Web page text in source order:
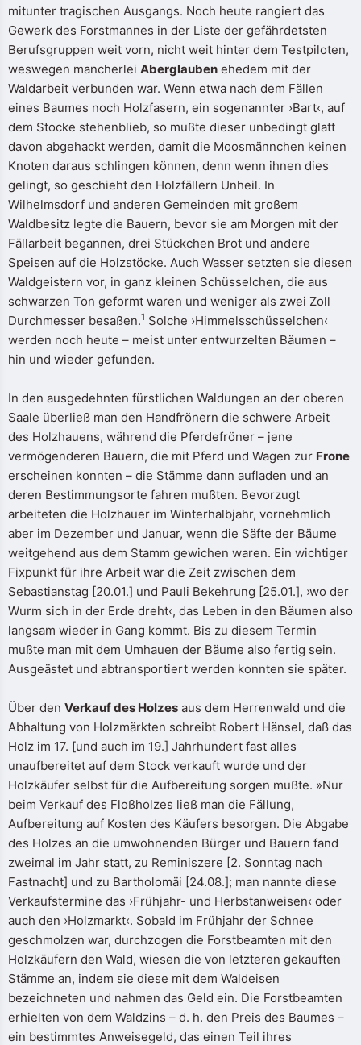
mitunter tragischen Ausgangs. Noch heute rangiert das
Gewerk des Forstmannes in der Liste der gefährdetsten
Berufsgruppen weit vorn, nicht weit hinter dem Testpiloten,
weswegen mancherlei Aberglauben ehedem mit der
Waldarbeit verbunden war. Wenn etwa nach dem Fällen
eines Baumes noch Holzfasern, ein sogenannter ›Bart‹, auf
dem Stocke stehenblieb, so mußte dieser unbedingt glatt
davon abgehackt werden, damit die Moosmännchen keinen
Knoten daraus schlingen können, denn wenn ihnen dies
gelingt, so geschieht den Holzfällern Unheil. In
Wilhelmsdorf und anderen Gemeinden mit großem
Waldbesitz legte die Bauern, bevor sie am Morgen mit der
Fällarbeit begannen, drei Stückchen Brot und andere
Speisen auf die Holzstöcke. Auch Wasser setzten sie diesen
Waldgeistern vor, in ganz kleinen Schüsselchen, die aus
schwarzen Ton geformt waren und weniger als zwei Zoll
Durchmesser besaßen.1 Solche ›Himmelsschüsselchen‹
werden noch heute – meist unter entwurzelten Bäumen –
hin und wieder gefunden.
In den ausgedehnten fürstlichen Waldungen an der oberen
Saale überließ man den Handfrönern die schwere Arbeit
des Holzhauens, während die Pferdefröner – jene
vermögenderen Bauern, die mit Pferd und Wagen zur Frone
erscheinen konnten – die Stämme dann aufladen und an
deren Bestimmungsorte fahren mußten. Bevorzugt
arbeiteten die Holzhauer im Winterhalbjahr, vornehmlich
aber im Dezember und Januar, wenn die Säfte der Bäume
weitgehend aus dem Stamm gewichen waren. Ein wichtiger
Fixpunkt für ihre Arbeit war die Zeit zwischen dem
Sebastianstag [20.01.] und Pauli Bekehrung [25.01.], ›wo der
Wurm sich in der Erde dreht‹, das Leben in den Bäumen also
langsam wieder in Gang kommt. Bis zu diesem Termin
mußte man mit dem Umhauen der Bäume also fertig sein.
Ausgeästet und abtransportiert werden konnten sie später.
Über den Verkauf des Holzes aus dem Herrenwald und die
Abhaltung von Holzmärkten schreibt Robert Hänsel, daß das
Holz im 17. [und auch im 19.] Jahrhundert fast alles
unaufbereitet auf dem Stock verkauft wurde und der
Holzkäufer selbst für die Aufbereitung sorgen mußte. »Nur
beim Verkauf des Floßholzes ließ man die Fällung,
Aufbereitung auf Kosten des Käufers besorgen. Die Abgabe
des Holzes an die umwohnenden Bürger und Bauern fand
zweimal im Jahr statt, zu Reminiszere [2. Sonntag nach
Fastnacht] und zu Bartholomäi [24.08.]; man nannte diese
Verkaufstermine das ›Frühjahr- und Herbstanweisen‹ oder
auch den ›Holzmarkt‹. Sobald im Frühjahr der Schnee
geschmolzen war, durchzogen die Forstbeamten mit den
Holzkäufern den Wald, wiesen die von letzteren gekauften
Stämme an, indem sie diese mit dem Waldeisen
bezeichneten und nahmen das Geld ein. Die Forstbeamten
erhielten von dem Waldzins – d. h. den Preis des Baumes –
ein bestimmtes Anweisegeld, das einen Teil ihres